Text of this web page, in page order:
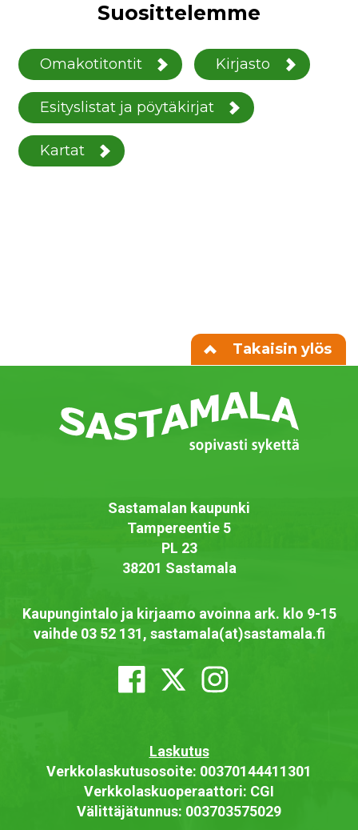
Suosittelemme
Omakotitontit Kirjasto
Esityslistat ja pöytäkirjat
Kartat
Takaisin ylös
Sastamalan kaupunki
Tampereentie 5
PL 23
38201 Sastamala
Kaupungintalo ja kirjaamo avoinna ark. klo 9-15
vaihde 03 52 131, sastamala(at)sastamala.fi
Laskutus
Verkkolaskutusosoite: 00370144411301
Verkkolaskuoperaattori: CGI
Välittäjätunnus: 003703575029